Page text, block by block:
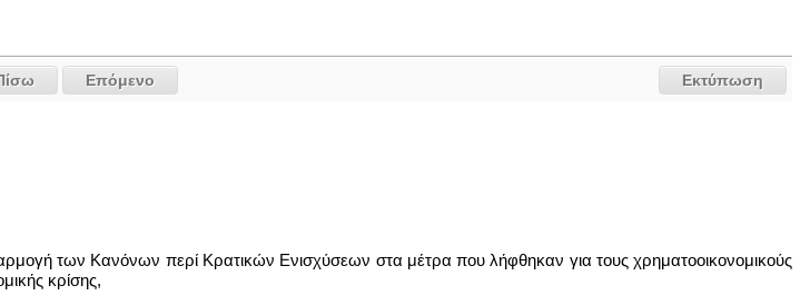
Εκτύπωση
Επόμενο
των Κανόνων περί Κρατικών Ενισχύσεων στα μέτρα που λήφθηκαν για τους χρηματοοικονομικούς
κρίσης,